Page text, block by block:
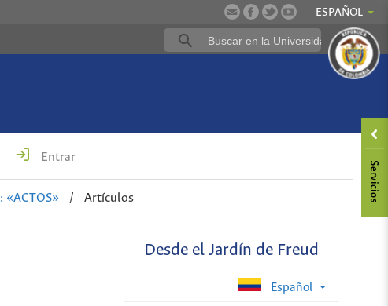
ESPAÑOL
Entrar
«ACTOS» / Artículos
Desde el Jardín de Freud
Español